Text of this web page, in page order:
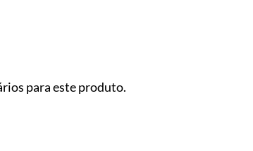
para este produto.